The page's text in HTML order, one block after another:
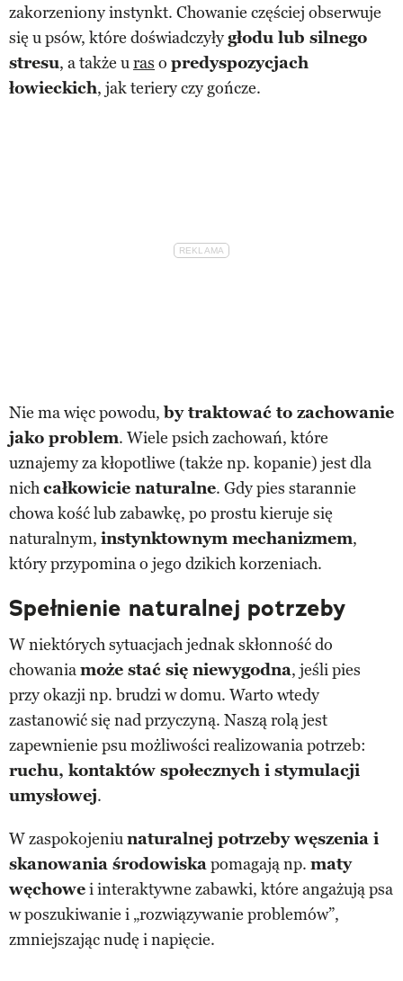
zakorzeniony instynkt. Chowanie częściej obserwuje
się u psów, które doświadczyłygłodu lub silnego
stresu, a także uras o predyspozycjach
łowieckich, jak teriery czy gończe.
Nie ma więc powodu,by traktować to zachowanie
jako problem. Wiele psich zachowań, które
uznajemy za kłopotliwe (także np. kopanie) jest dla
nichcałkowicie naturalne. Gdy pies starannie
chowa kość lub zabawkę, po prostu kieruje się
naturalnym, instynktownym mechanizmem,
który przypomina o jego dzikich korzeniach.
Spełnienie naturalnej potrzeby
W niektórych sytuacjach jednak skłonność do
chowaniamoże stać się niewygodna, jeśli pies
przy okazji np. brudzi w domu. Warto wtedy
zastanowić się nad przyczyną. Naszą rolą jest
zapewnienie psu możliwości realizowania potrzeb:
ruchu, kontaktów społecznych i stymulacji
umysłowej.
W zaspokojeniunaturalnej potrzeby węszenia i
skanowania środowiskapomagają np. maty
węchowei interaktywne zabawki, które angażują psa
w poszukiwanie i „rozwiązywanie problemów”,
zmniejszając nudę i napięcie.